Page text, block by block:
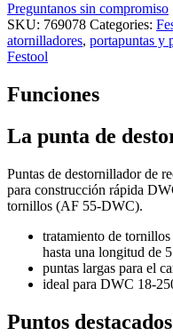
Preguntanos sin compromiso
SKU: 769078 Categories:
atornilladores, portapuntas y
Festool
Funciones
La punta de
Puntas de destornillador de
para construcción rápida
tornillos (AF 55-DWC).
tratamiento de
hasta una longitud de
puntas largas para el
ideal para DWC 18-
Puntos